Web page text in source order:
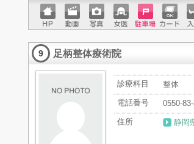
ホーム
ページ
動画 写真 女医 駐車場クレジ
ットカ
入
9 足柄整体療術院
診療科目
整体
電話番号
0550-
住所
静岡